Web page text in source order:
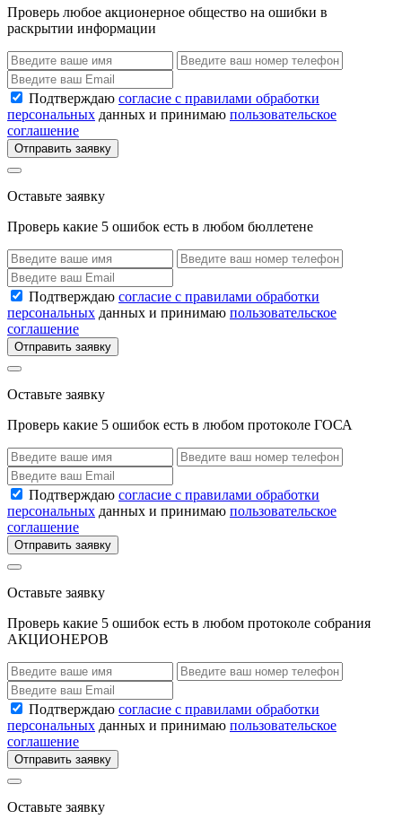
Проверь любое акционерное общество на ошибки в
раскрытии информации
Подтверждаю согласие с правилами обработки
персональных данных и принимаю пользовательское
соглашение
Отправить заявку
Оставьте заявку
Проверь какие 5 ошибок есть в любом бюллетене
Подтверждаю согласие с правилами обработки
персональных данных и принимаю пользовательское
соглашение
Отправить заявку
Оставьте заявку
Проверь какие 5 ошибок есть в любом протоколе ГОСА
Подтверждаю согласие с правилами обработки
персональных данных и принимаю пользовательское
соглашение
Отправить заявку
Оставьте заявку
Проверь какие 5 ошибок есть в любом протоколе собрания
АКЦИОНЕРОВ
Подтверждаю согласие с правилами обработки
персональных данных и принимаю пользовательское
соглашение
Отправить заявку
Оставьте заявку